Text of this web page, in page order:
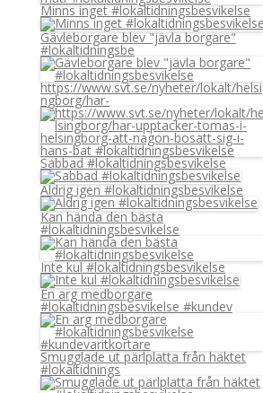
Minns inget #lokaltidningsbesvikelse
Gävleborgare blev "jävla borgare"
#lokaltidningsbe
https://www.svt.se/nyheter/lokalt/helsi
ngborg/har-
Sabbad #lokaltidningsbesvikelse
Aldrig igen #lokaltidningsbesvikelse
Kan hända den bästa
#lokaltidningsbesvikelse
Inte kul #lokaltidningsbesvikelse
En arg medborgare
#lokaltidningsbesvikelse #kundev
Smugglade ut pärlplatta från häktet
#lokaltidnings